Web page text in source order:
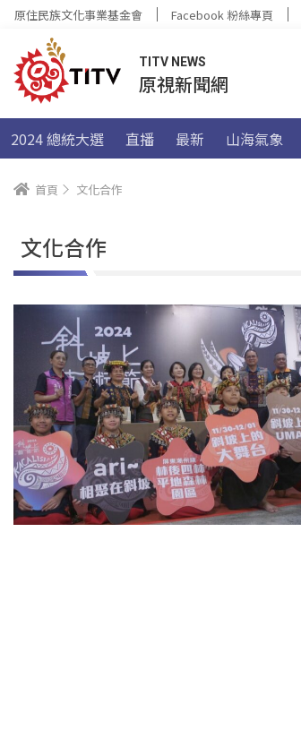
原住民族文化事業基金會 Facebook 粉絲專頁
TITV NEWS
原視新聞網
2024 總統大選 直播 最新 山海氣象
首頁 文化合作
文化合作